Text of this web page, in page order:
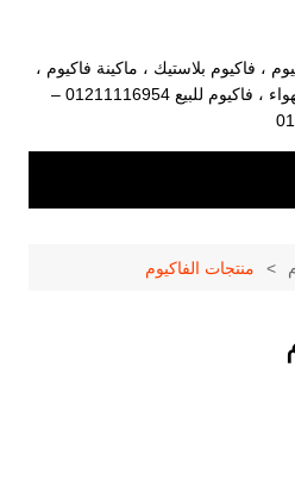
، فاكيوم بلاستيك ، ماكينة فاكيوم ،
ماكينة فاكيوم تغليف وسحب الهواء ، فاكيوم للبيع 01211116954 –
منتجات الفاكيوم